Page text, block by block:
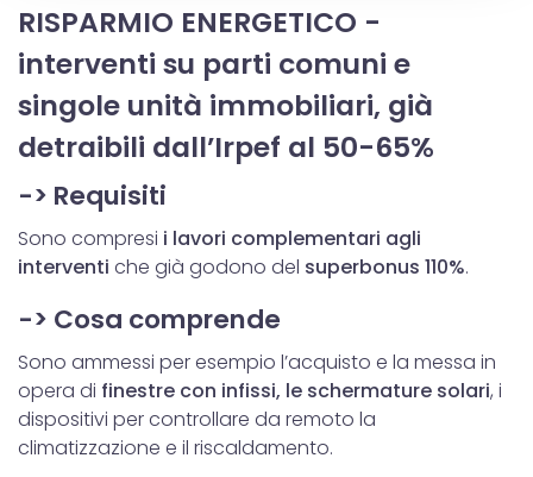
RISPARMIO ENERGETICO -
interventi su parti comuni e
singole unità immobiliari, già
detraibili dall’Irpef al 50-65%
-> Requisiti
Sono compresi i lavori complementari agli
interventi che già godono del superbonus 110%.
-> Cosa comprende
Sono ammessi per esempio l’acquisto e la messa in
opera di finestre con infissi, le schermature solari, i
dispositivi per controllare da remoto la
climatizzazione e il riscaldamento.